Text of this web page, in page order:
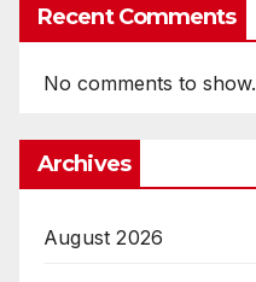
Recent Comments
No comments to show.
Archives
August 2026